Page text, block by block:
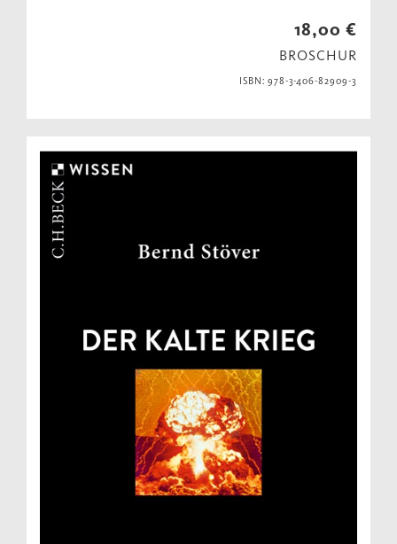
18,00 €
BROSCHUR
ISBN: 978-3-406-82909-3